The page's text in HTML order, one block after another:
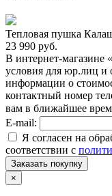
Тепловая пушка
23 990 руб.
В интернет-магазине
условия для юр.лиц и
информации о
контактный номер
вам в ближайшее
E-mail:
Я согласен на
соответствии с
Заказать покупку
×